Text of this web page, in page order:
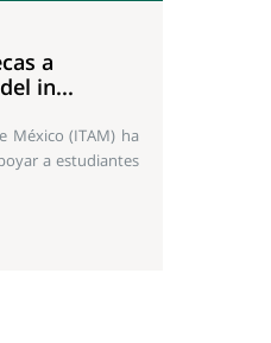
a
in...
México (ITAM) ha
a estudiantes